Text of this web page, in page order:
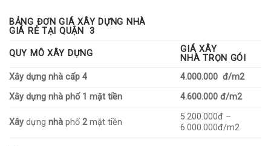
BẢNG ĐƠNGIÁ XÂY DỰNG NHÀ
GIÁ RẺ TẠI QUẬN 3
QUY MÔ XÂY DỰNG
GIÁ XÂY
NHÀTRỌN GÓI
Xây dựng nhà cấp 4
4.000.000 đ/m2
Xây dựng nhà phố 1 mặt tiền
4.600.000 đ/m2
Xây dựng nhà phố 2mặt tiền
5.200.000đ –
6.000.000đ/m2